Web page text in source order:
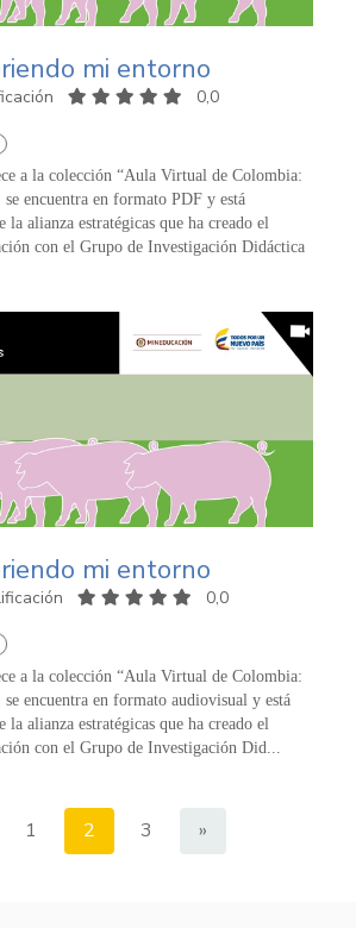
mi entorno
0,0
a la colección “Aula Virtual de Colombia:
se encuentra en formato PDF y está
la alianza estratégicas que ha creado el
con el Grupo de Investigación Didáctica
mi entorno
0,0
a la colección “Aula Virtual de Colombia:
se encuentra en formato audiovisual y está
la alianza estratégicas que ha creado el
con el Grupo de Investigación Did...
1 2 3 »